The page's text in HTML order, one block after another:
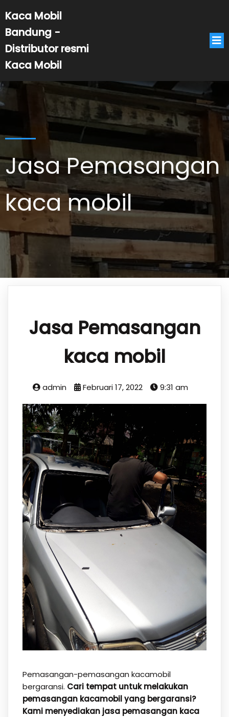
Kaca Mobil
Bandung -
Distributor resmi
Kaca Mobil
Jasa Pemasangan
kaca mobil
Jasa Pemasangan
kaca mobil
admin Februari 17, 2022 9:31 am
Pemasangan-pemasangan kacamobil
bergaransi. Cari tempat untuk melakukan
pemasangan kacamobil yang bergaransi?
Kami menyediakan jasa pemasangan kaca